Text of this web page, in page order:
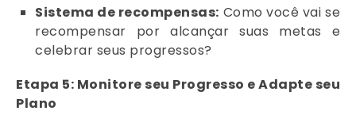
Sistema de recompensas: Como você vai se
recompensar por alcançar suas metas e
celebrar seus progressos?
Etapa 5: Monitore seu Progresso e Adapte seu
Plano